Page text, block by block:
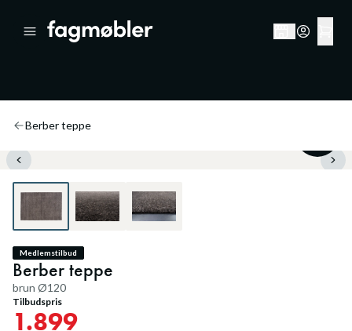
Berber teppe
Medlemstilbud
Berber teppe
brun Ø120
Tilbudspris
1.899